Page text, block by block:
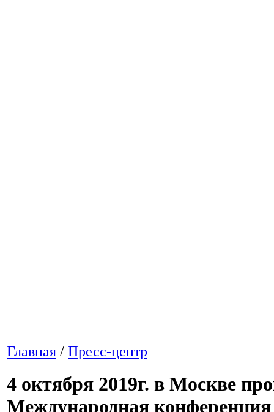
Главная / Пресс-центр
4 октября 2019г. в Москве
Международная